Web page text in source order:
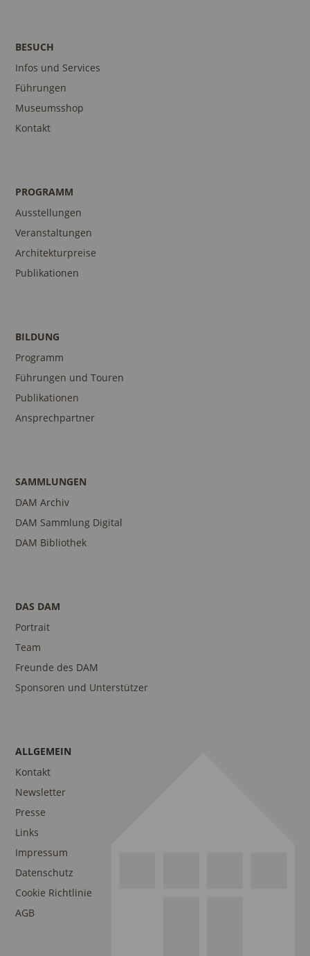
BESUCH
Infos und Services
Führungen
Museumsshop
Kontakt
PROGRAMM
Ausstellungen
Veranstaltungen
Architekturpreise
Publikationen
BILDUNG
Programm
Führungen und Touren
Publikationen
Ansprechpartner
SAMMLUNGEN
DAM Archiv
DAM Sammlung Digital
DAM Bibliothek
DAS DAM
Portrait
Team
Freunde des DAM
Sponsoren und Unterstützer
ALLGEMEIN
Kontakt
Newsletter
Presse
Links
Impressum
Datenschutz
Cookie Richtlinie
AGB